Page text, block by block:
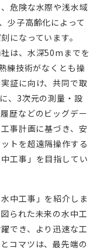
危険な水際や浅水域
少子高齢化によって
になっています。
は、水深50mまでを
練技術がなくとも操
証に向け、共同で取
、3次元の測量・設
歴などのビッグデー
事計画に基づき、安
トを超遠隔操作する
工事」を目指してい
中工事」を紹介しま
られた未来の水中工
でき、より迅速な工
コマツは、最先端の